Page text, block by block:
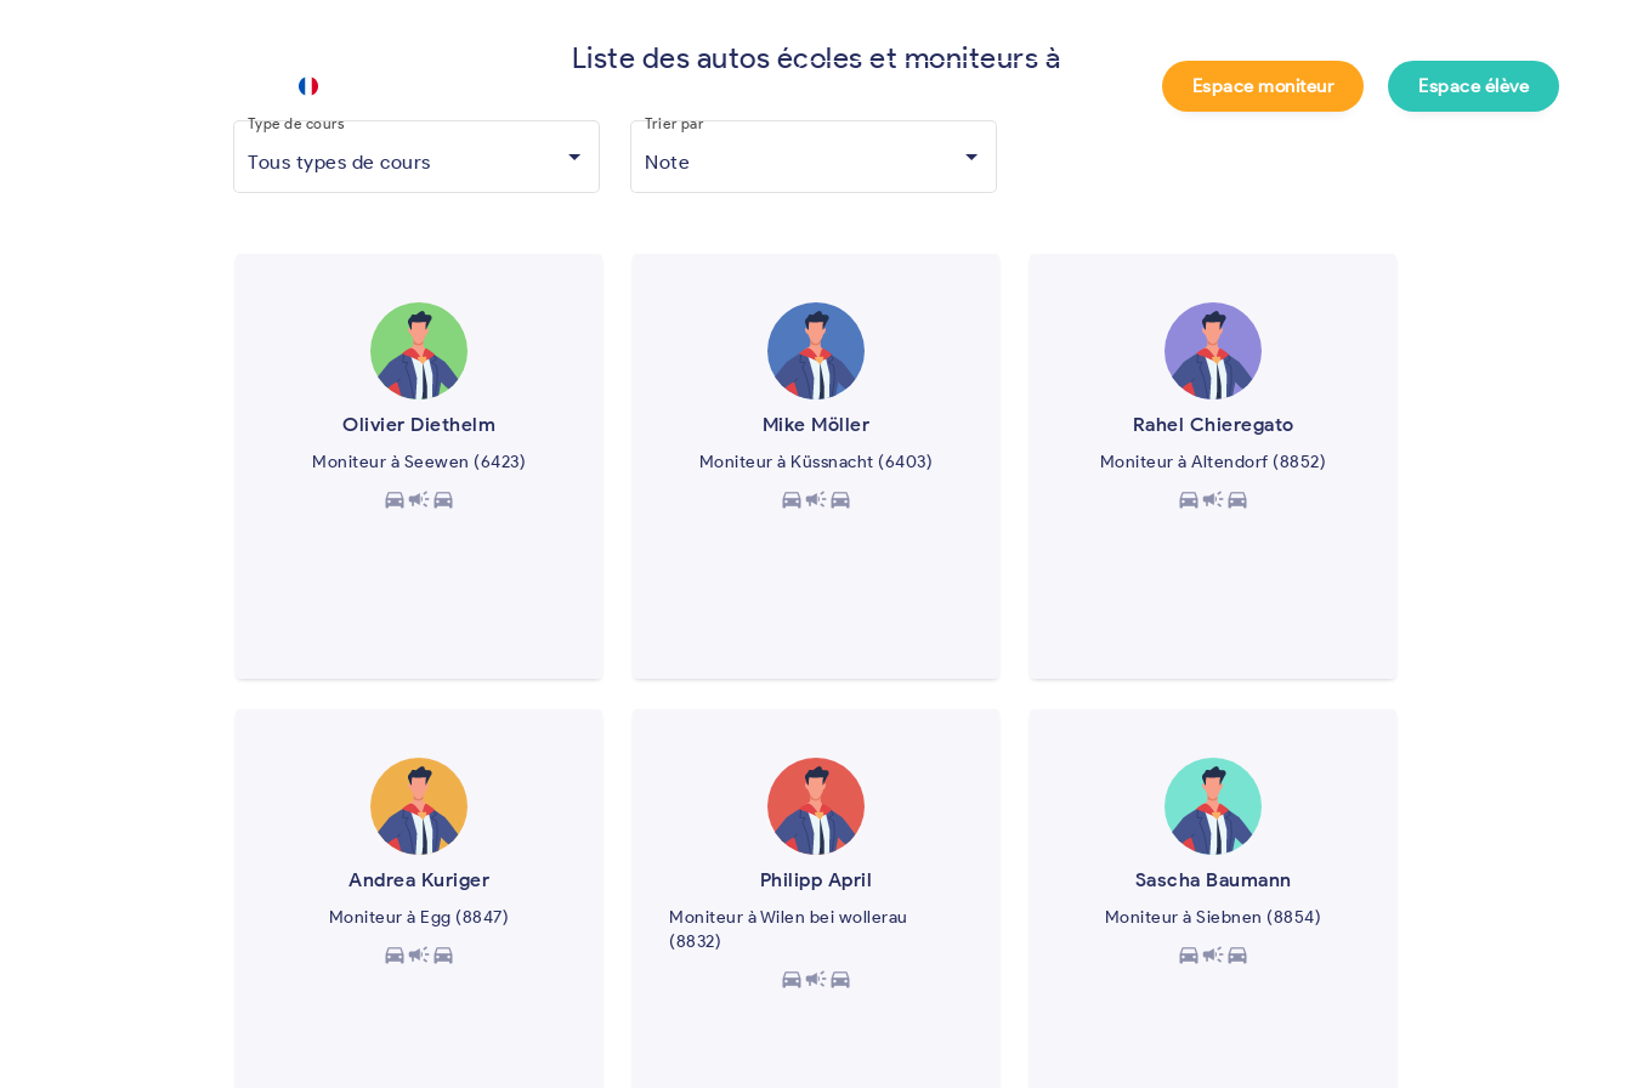
Espace moniteur Espace élève
Liste des autos écoles et moniteurs à
Tous types de cours
Type de cours
Note
Trier par
Olivier Diethelm
Moniteur à Seewen (6423)
directions_carcampaigndirections_car
Mike Möller
Moniteur à Küssnacht (6403)
directions_carcampaigndirections_car
Rahel Chieregato
Moniteur à Altendorf (8852)
directions_carcampaigndirections_car
Andrea Kuriger
Moniteur à Egg (8847)
directions_carcampaigndirections_car
Philipp April
Moniteur à Wilen bei wollerau
(8832)
directions_carcampaigndirections_car
Sascha Baumann
Moniteur à Siebnen (8854)
directions_carcampaigndirections_car